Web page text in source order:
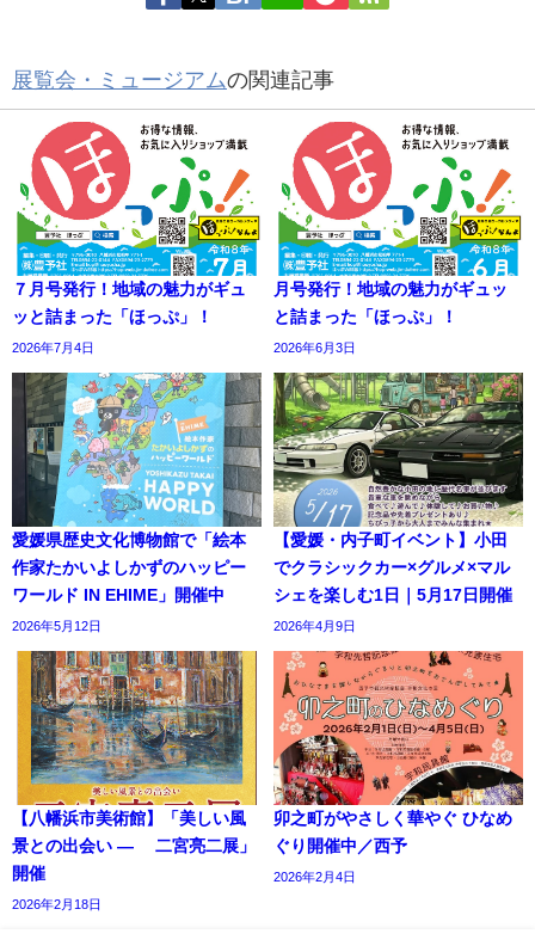
展覧会・ミュージアムの関連記事
７月号発行！地域の魅力がギュ
ッと詰まった「ほっぷ」！
2026年7月4日
月号発行！地域の魅力がギュッ
と詰まった「ほっぷ」！
2026年6月3日
愛媛県歴史文化博物館で「絵本
作家たかいよしかずのハッピー
ワールド IN EHIME」開催中
2026年5月12日
【愛媛・内子町イベント】小田
でクラシックカー×グルメ×マル
シェを楽しむ1日｜5月17日開催
2026年4月9日
【八幡浜市美術館】「美しい風
景との出会い ― 二宮亮二展」
開催
2026年2月18日
卯之町がやさしく華やぐ ひなめ
ぐり開催中／西予
2026年2月4日